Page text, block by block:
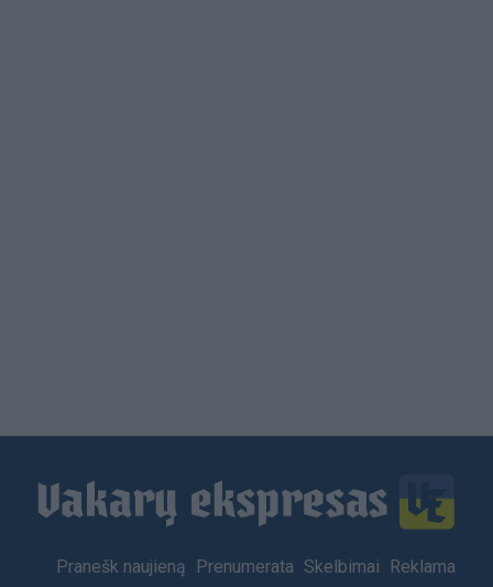
Footer
Pranešk naujieną Prenumerata Skelbimai
Reklama